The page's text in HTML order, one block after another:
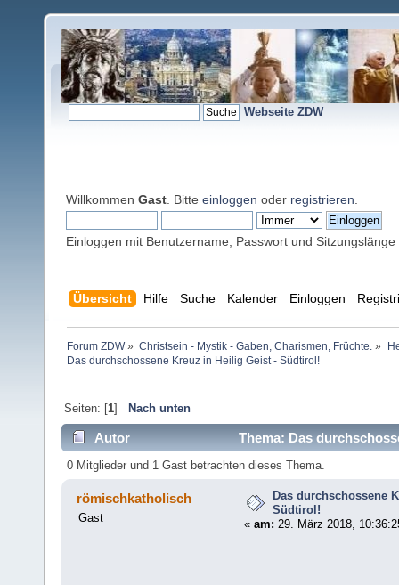
Webseite ZDW
Willkommen Gast . Bitte einloggen oder registrieren
Einloggen mit Benutzername, Passwort und Sitzungslänge
Übersicht Hilfe Suche Kalender Einloggen
Forum ZDW» Christsein - Mystik - Gaben, Charismen, Früchte. »
Das durchschossene Kreuz in Heilig Geist - Südtirol!
Seiten: [1] Nach unten
Autor Thema: Das
0 Mitglieder und 1 Gast betrachten dieses Thema.
römischkatholisch
Gast
Das durchschossene
Südtirol!
« am: 29. März 2018,